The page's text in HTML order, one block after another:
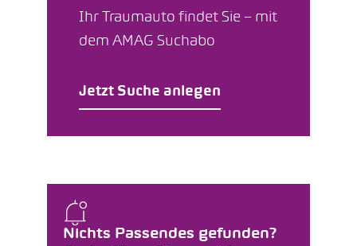
Nichts Passendes gefunden?
Ihr Traumauto findet Sie – mit
dem AMAG Suchabo
Jetzt Suche anlegen